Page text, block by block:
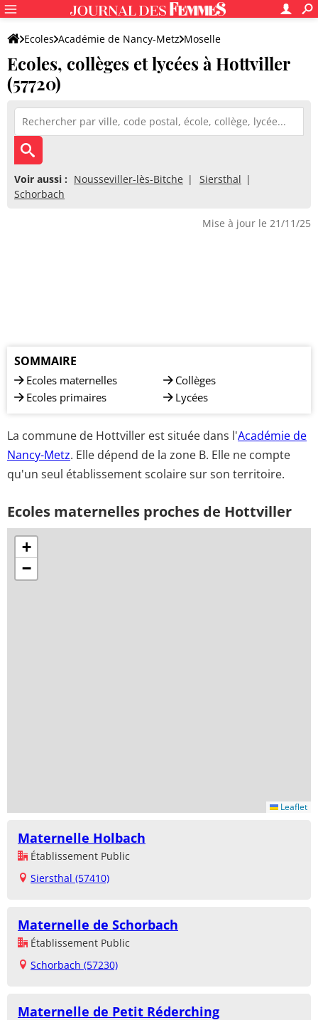
Ecoles Académie de Nancy-Metz Moselle
Ecoles, collèges et lycées à Hottviller
(57720)
Voir aussi : Nousseviller-lès-Bitche
Siersthal
Schorbach
Mise à jour le 21/11/25
SOMMAIRE
Ecoles maternelles
Ecoles primaires
Collèges
Lycées
La commune de Hottviller est située dans l'Académie de
Nancy-Metz. Elle dépend de la zone B. Elle ne compte
qu'un seul établissement scolaire sur son territoire.
Ecoles maternelles proches de Hottviller
+
−
Leaflet
Maternelle Holbach
Établissement Public
Siersthal (57410)
Maternelle de Schorbach
Établissement Public
Schorbach (57230)
Maternelle de Petit Réderching